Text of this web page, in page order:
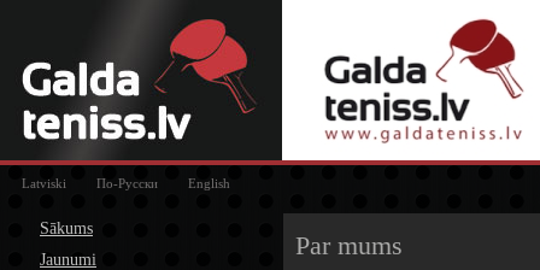
Latviski По-Русски English
Sākums
Jaunumi
Par mums